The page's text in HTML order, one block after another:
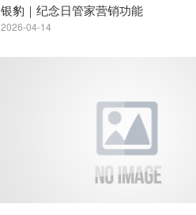
银豹｜纪念日管家营销功能
2026-04-14